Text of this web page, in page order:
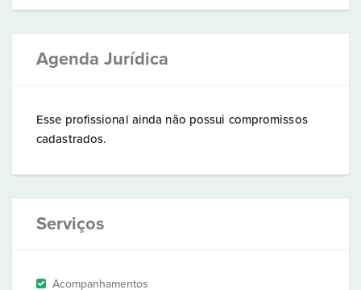
Agenda Jurídica
Esse profissional ainda não possui compromissos
cadastrados.
Serviços
Acompanhamentos